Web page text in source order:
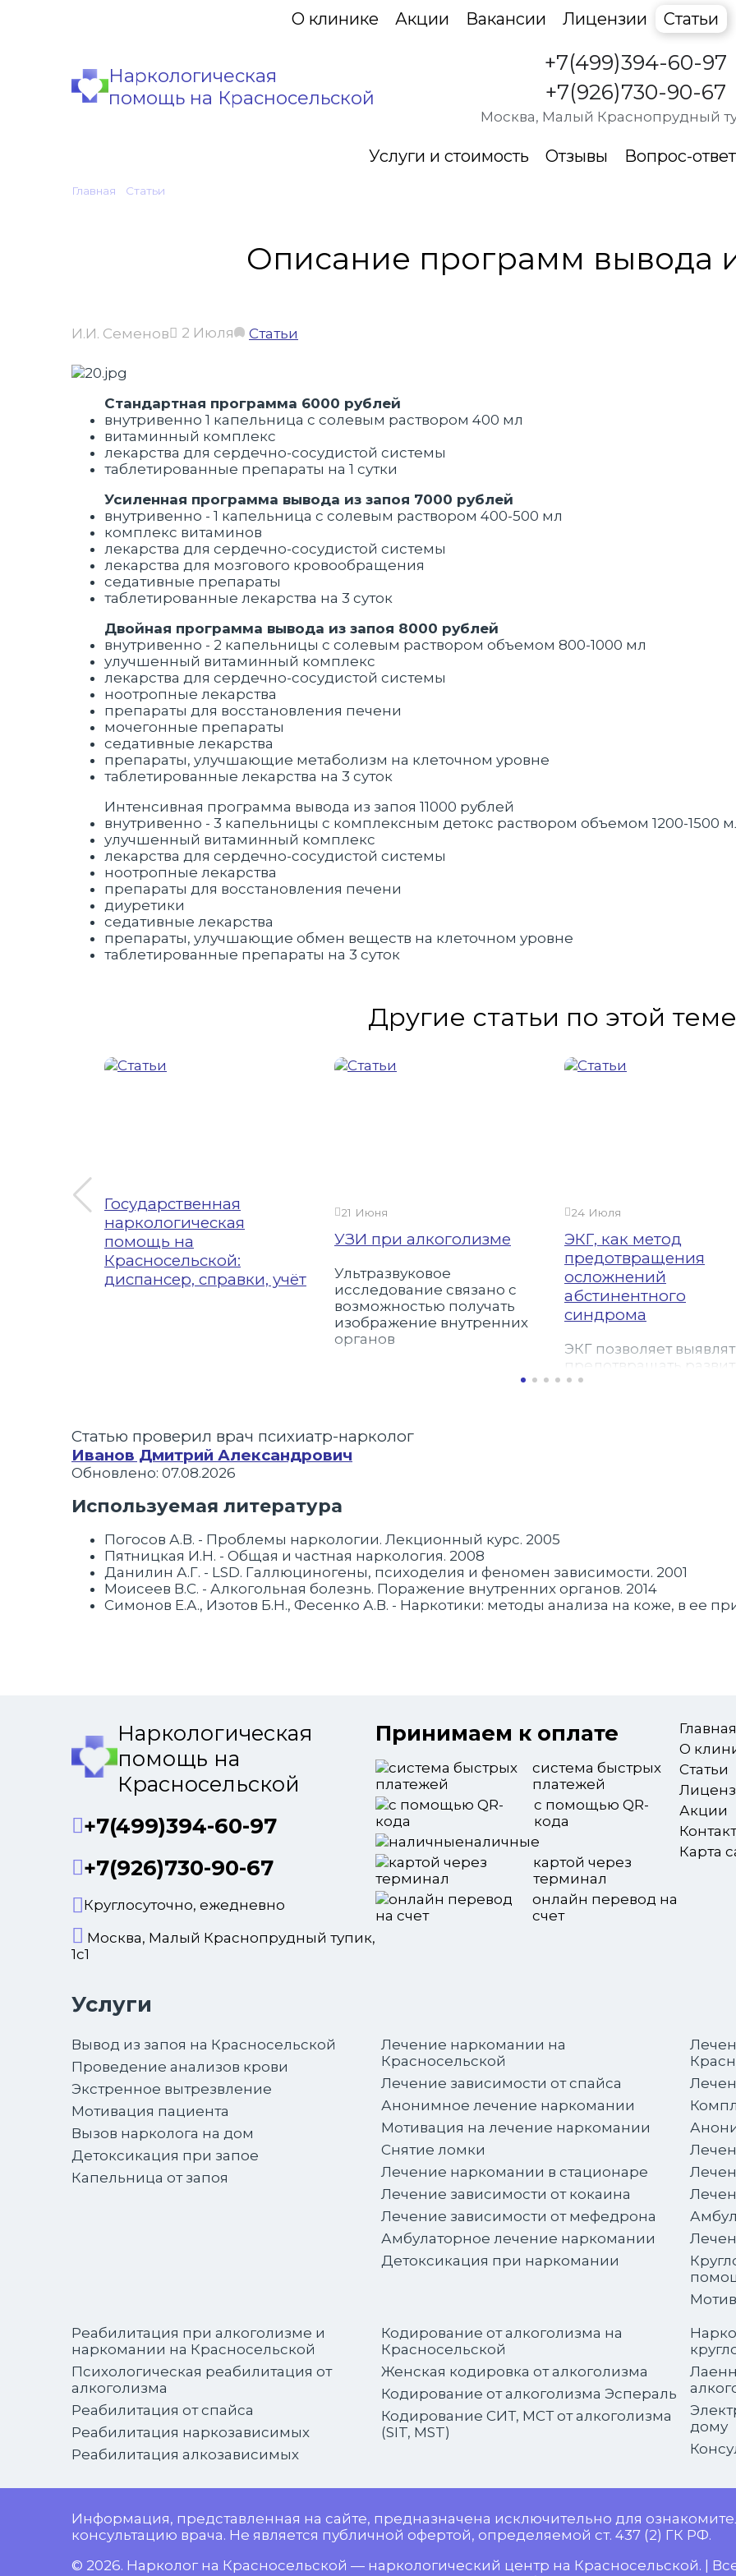
О клинике Акции Вакансии Лицензии Статьи
Наркологическая
помощь на Красносельской
+7(499)394-60-97
+7(926)730-90-67
Москва, Малый Краснопрудный
Услуги и стоимость Отзывы Вопрос-ответ
Главная Статьи
Описание программ вывода
И.И. Семенов 2 Июля Статьи
Стандартная программа 6000 рублей
внутривенно 1 капельница с солевым раствором 400 мл
витаминный комплекс
лекарства для сердечно-сосудистой системы
таблетированные препараты на 1 сутки
Усиленная программа вывода из запоя 7000 рублей
внутривенно - 1 капельница с солевым раствором 400-500 мл
комплекс витаминов
лекарства для сердечно-сосудистой системы
лекарства для мозгового кровообращения
седативные препараты
таблетированные лекарства на 3 суток
Двойная программа вывода из запоя 8000 рублей
внутривенно - 2 капельницы с солевым раствором объемом 800-1000 мл
улучшенный витаминный комплекс
лекарства для сердечно-сосудистой системы
ноотропные лекарства
препараты для восстановления печени
мочегонные препараты
седативные лекарства
препараты, улучшающие метаболизм на клеточном уровне
таблетированные лекарства на 3 суток
Интенсивная программа вывода из запоя 11000 рублей
внутривенно - 3 капельницы с комплексным детокс раствором объемом 1200-1500
улучшенный витаминный комплекс
лекарства для сердечно-сосудистой системы
ноотропные лекарства
препараты для восстановления печени
диуретики
седативные лекарства
препараты, улучшающие обмен веществ на клеточном уровне
таблетированные препараты на 3 суток
Другие статьи по этой теме
Государственная
наркологическая
помощь на
Красносельской:
диспансер, справки, учёт
21 Июня
УЗИ при алкоголизме
Ультразвуковое
исследование связано с
возможностью получать
изображение внутренних
органов
24 Июля
ЭКГ, как метод
предотвращения
осложнений
абстинентного
синдрома
ЭКГ позволяет
предотвращать
инфаркта и опасных
Статью проверил врач психиатр-нарколог
Иванов Дмитрий Александрович
Обновлено: 07.08.2026
Используемая литература
Погосов А.В. - Проблемы наркологии. Лекционный курс. 2005
Пятницкая И.Н. - Общая и частная наркология. 2008
Данилин А.Г. - LSD. Галлюциногены, психоделия и феномен зависимости. 2001
Моисеев В.С. - Алкогольная болезнь. Поражение внутренних органов. 2014
Симонов Е.А., Изотов Б.Н., Фесенко А.В. - Наркотики: методы анализа на коже, в ее
Наркологическая
помощь на
Красносельской
+7(499)394-60-97
+7(926)730-90-67
Круглосуточно, ежедневно
Москва, Малый Краснопрудный тупик,
1с1
Принимаем к оплате
система быстрых
платежей
с помощью QR-
кода
наличные
картой через
терминал
онлайн перевод на
счет
Главная
О
Статьи
Акции
Карта
Услуги
Вывод из запоя на Красносельской
Проведение анализов крови
Экстренное вытрезвление
Мотивация пациента
Вызов нарколога на дом
Детоксикация при запое
Капельница от запоя
Лечение наркомании на
Красносельской
Лечение зависимости от спайса
Анонимное лечение наркомании
Мотивация на лечение наркомании
Снятие ломки
Лечение наркомании в стационаре
Лечение зависимости от кокаина
Лечение зависимости от мефедрона
Амбулаторное лечение наркомании
Детоксикация при наркомании
Реабилитация при алкоголизме и
наркомании на Красносельской
Психологическая реабилитация от
алкоголизма
Реабилитация от спайса
Реабилитация наркозависимых
Реабилитация алкозависимых
Кодирование от алкоголизма на
Красносельской
Женская кодировка от алкоголизма
Кодирование от алкоголизма Эспераль
Кодирование СИТ, МСТ от алкоголизма
(SIT, MST)
дому
Информация, представленная на сайте, предназначена исключительно для
консультацию врача. Не является публичной офертой, определяемой ст. 437 (2) ГК РФ.
© 2026. Нарколог на Красносельской — наркологический центр на Красносельской. |